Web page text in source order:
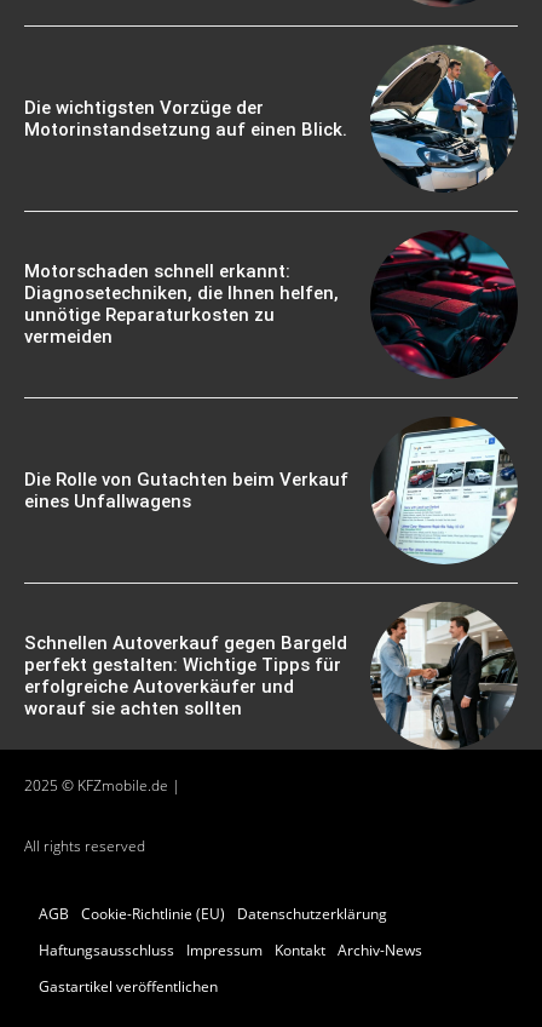
Die wichtigsten Vorzüge der
Motorinstandsetzung auf einen Blick.
Motorschaden schnell erkannt:
Diagnosetechniken, die Ihnen helfen,
unnötige Reparaturkosten zu
vermeiden
Die Rolle von Gutachten beim Verkauf
eines Unfallwagens
Schnellen Autoverkauf gegen Bargeld
perfekt gestalten: Wichtige Tipps für
erfolgreiche Autoverkäufer und
worauf sie achten sollten
2025 © KFZmobile.de |
All rights reserved
AGB Cookie-Richtlinie (EU)
Datenschutzerklärung
Haftungsausschluss
Impressum Kontakt Archiv-News
Gastartikel veröffentlichen